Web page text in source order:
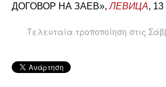
ΜΟΥΣΙΚΉ
ДОГОВОР НА ЗАЕВ»,ЛЕВИЦА, 13
Τελευταία τροποποίηση στις